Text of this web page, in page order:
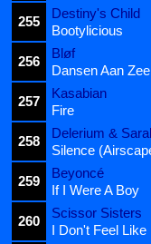
255
Destiny's Child
Bootylicious
256
Bløf
Dansen Aan Zee
257
Kasabian
Fire
258
Delerium &
Silence
259
Beyoncé
If I Were A Boy
260
Scissor Sisters
I Don't Feel Like